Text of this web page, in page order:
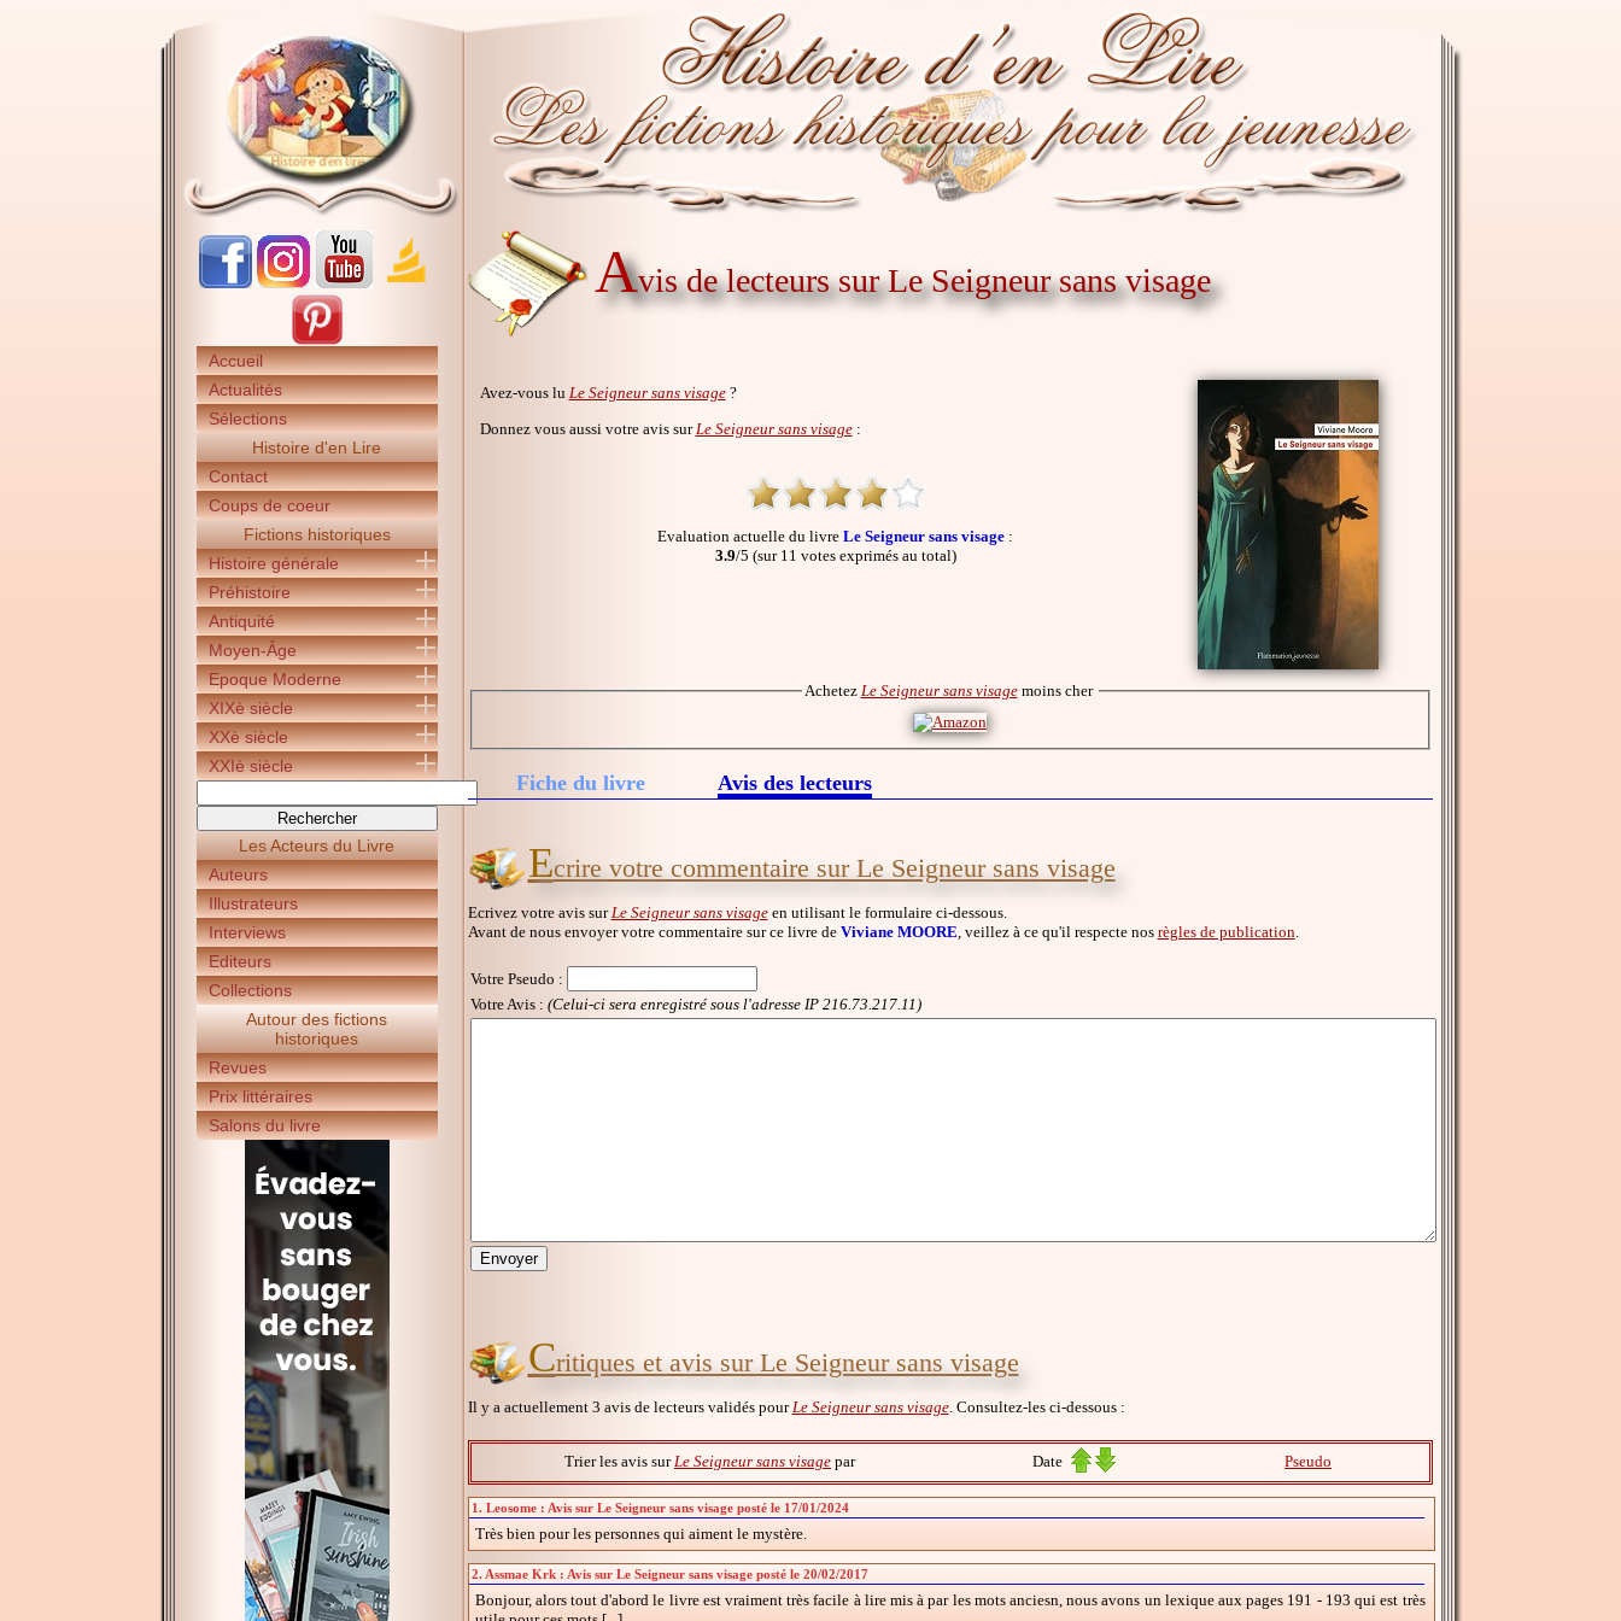
Accueil
Actualités
Sélections
Histoire d'en Lire
Contact
Coups de coeur
Fictions historiques
Histoire générale
Préhistoire
Antiquité
Moyen-Âge
Epoque Moderne
XIXè siècle
XXè siècle
XXIè siècle
Les Acteurs du Livre
Auteurs
Illustrateurs
Interviews
Editeurs
Collections
Autour des fictions
historiques
Revues
Prix littéraires
Salons du livre
Avis de lecteurs sur Le Seigneur sans visage
Avez-vous lu Le Seigneur sans visage?
Donnez vous aussi votre avis sur Le Seigneur sans visage:
Evaluation actuelle du livre Le Seigneur sans visage :
3.9/5 (sur 11 votes exprimés au total)
Achetez Le Seigneur sans visagemoins cher
Fiche du livre Avis des lecteurs
Ecrire votre commentaire sur Le Seigneur sans visage
Ecrivez votre avis sur Le Seigneur sans visageen utilisant le formulaire ci-dessous.
Avant de nous envoyer votre commentaire sur ce livre de Viviane MOORE , veillez à ce qu'il respecte nos règles de publication
Votre Pseudo :
Votre Avis : (Celui-ci sera enregistré sous l'adresse IP 216.73.217.11)
Critiques et avis sur Le Seigneur sans visage
Il y a actuellement 3 avis de lecteurs validés pourLe Seigneur sans visage. Consultez-les ci-dessous :
Trier les avis sur Le Seigneur sans visage par Date Pseudo
1. Leosome : Avis sur Le Seigneur sans visage posté le 17/01/2024
Très bien pour les personnes qui aiment le mystère.
2. Assmae Krk : Avis sur Le Seigneur sans visage posté le 20/02/2017
Bonjour, alors tout d'abord le livre est vraiment très facile à lire mis à par les mots anciesn, nous avons un lexique aux pages 191 - 193 qui est très